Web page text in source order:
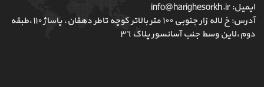
ایمیل: info@harighesorkh.ir
آدرس: خ لاله زار جنوبی ١٠٠ متر بالاتر کوچه تاطر دهقان، پاساژ ١١٠،طبقه
دوم،لاین وسط جنب آسانسور پلاک ٣٦